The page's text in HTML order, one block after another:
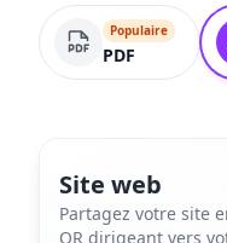
Populaire
PDF
Site web
Partagez votre site
QR dirigeant vers